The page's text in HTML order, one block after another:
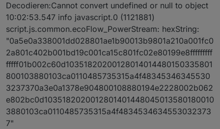
Decodieren:Cannot convert undefined or null to object
10:02:53.547 info javascript.0 (1121881)
script.js.common.ecoFlow_PowerStream: hexString:
"0a5e0a338001dd028801ae1b90013b9801a210a001fc0
2a801c402b001bd19c001ca15c801fc02e80199e8fffffffff
fffff01b002c60d10351820200128014014480150335801
800103880103ca0110485735315a4f48345346345530
3237370a3e0a1378e904800108880194e2228002b062
e802bc0d1035182020012801401448045013580180010
3880103ca0110485735315a4f4834534634553032373
7"